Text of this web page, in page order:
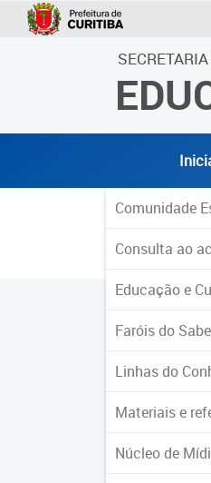
Comunidade
Consulta ao
Educação e
Faróis do
Linhas do
Materiais e
Núcleo de